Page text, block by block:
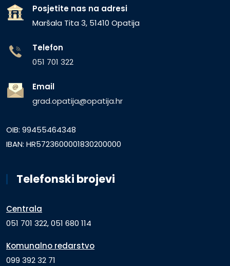
Posjetite nas na adresi
Maršala Tita 3, 51410 Opatija
Telefon
051 701 322
Email
grad.opatija@opatija.hr
OIB: 99455464348
IBAN: HR5723600001830200000
Telefonski brojevi
Centrala
051 701 322, 051 680 114
Komunalno redarstvo
099 392 32 71